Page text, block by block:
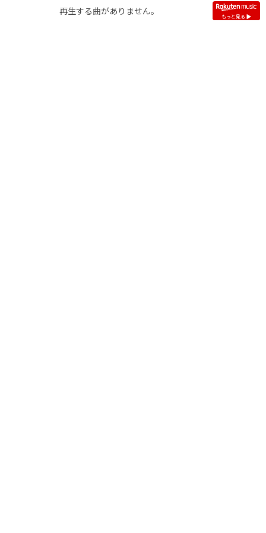
再生する曲がありません。 もっと見る